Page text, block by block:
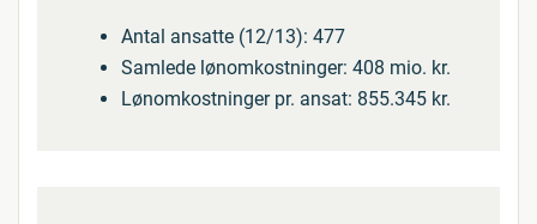
Antal ansatte (12/13): 477
Samlede lønomkostninger: 408 mio. kr.
Lønomkostninger pr. ansat: 855.345 kr.